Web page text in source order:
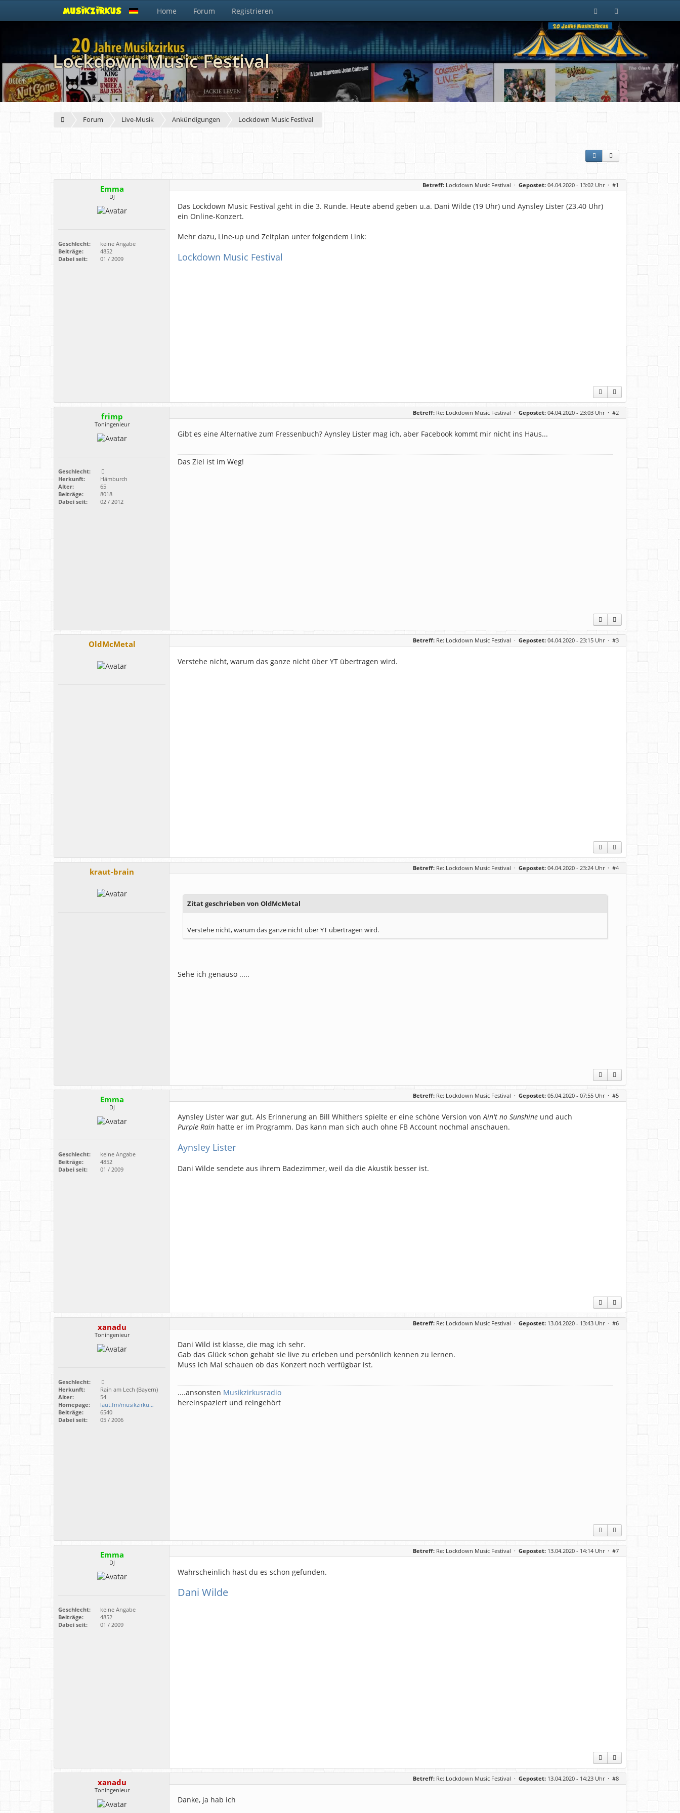
Home Forum Registrieren
Lockdown Music Festival
Forum Live-Musik Ankündigungen Lockdown Music Festival
Emma
DJ
Geschlecht:
keine Angabe
Beiträge:
4852
Dabei seit:
01 / 2009
Betreff: Lockdown Music Festival · Gepostet: 04.04.2020 - 13:02 Uhr · #1
Das Lockdown Music Festival geht in die 3. Runde. Heute abend geben u.a. Dani Wilde (19 Uhr) und Aynsley Lister (23.40 Uhr)
ein Online-Konzert.
Mehr dazu, Line-up und Zeitplan unter folgendem Link:
Lockdown Music Festival
frimp
Toningenieur
Geschlecht:
Herkunft:
Hämburch
Alter:
65
Beiträge:
8018
Dabei seit:
02 / 2012
Betreff: Re: Lockdown Music Festival · Gepostet: 04.04.2020 - 23:03 Uhr · #2
Gibt es eine Alternative zum Fressenbuch? Aynsley Lister mag ich, aber Facebook kommt mir nicht ins Haus...
Das Ziel ist im Weg!
OldMcMetal Betreff: Re: Lockdown Music Festival · Gepostet: 04.04.2020 - 23:15 Uhr · #3
Verstehe nicht, warum das ganze nicht über YT übertragen wird.
kraut-brain Betreff: Re: Lockdown Music Festival · Gepostet: 04.04.2020 - 23:24 Uhr · #4
Zitat geschrieben von OldMcMetal
Verstehe nicht, warum das ganze nicht über YT übertragen wird.
Sehe ich genauso .....
Emma
DJ
Geschlecht:
keine Angabe
Beiträge:
4852
Dabei seit:
01 / 2009
Betreff: Re: Lockdown Music Festival · Gepostet: 05.04.2020 - 07:55 Uhr · #5
Aynsley Lister war gut. Als Erinnerung an Bill Whithers spielte er eine schöne Version vonAin't no Sunshine und auch
Purple Rain hatte er im Programm. Das kann man sich auch ohne FB Account nochmal anschauen.
Aynsley Lister
Dani Wilde sendete aus ihrem Badezimmer, weil da die Akustik besser ist.
xanadu
Toningenieur
Geschlecht:
Herkunft:
Rain am Lech (Bayern)
Alter:
54
Homepage:
laut.fm/musikzirku…
Beiträge:
6540
Dabei seit:
05 / 2006
Betreff: Re: Lockdown Music Festival · Gepostet: 13.04.2020 - 13:43 Uhr · #6
Dani Wild ist klasse, die mag ich sehr.
Gab das Glück schon gehabt sie live zu erleben und persönlich kennen zu lernen.
Muss ich Mal schauen ob das Konzert noch verfügbar ist.
....ansonsten Musikzirkusradio
hereinspaziert und reingehört
Emma
DJ
Geschlecht:
keine Angabe
Beiträge:
4852
Dabei seit:
01 / 2009
Betreff: Re: Lockdown Music Festival · Gepostet: 13.04.2020 - 14:14 Uhr · #7
Wahrscheinlich hast du es schon gefunden.
Dani Wilde
xanadu
Toningenieur
Betreff: Re: Lockdown Music Festival · Gepostet: 13.04.2020 - 14:23 Uhr · #8
Danke, ja hab ich